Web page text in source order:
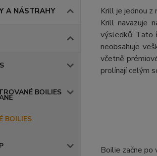
A NÁSTRAHY
BOILIES
BOILIES
Krill je jednou z
Krill navazuje
výsledků. Tato
neobsahuje
včetně
prolínají celým
Boilie začne